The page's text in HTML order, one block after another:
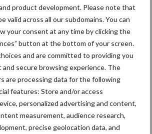
product development. Please note that
valid across all our subdomains. You can
your consent at any time by clicking the
button at the bottom of your screen.
and are committed to providing you
secure browsing experience. The
are processing data for the following
features: Store and/or access
personalized advertising and content,
measurement, audience research,
precise geolocation data, and
Duurzaamheid